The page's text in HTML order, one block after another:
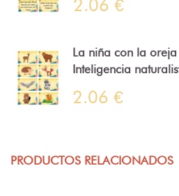
2.06 €
La niña con la
Inteligencia
2.06 €
PRODUCTOS RELACIONADOS